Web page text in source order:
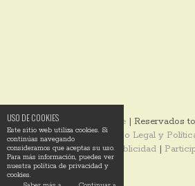
USO DE COOKIES
Este sitio web utiliza cookies. Si
continúas navegando
consideramos que aceptas su uso.
Para más información, puedes ver
nuestra política de privacidad y
cookies.
© 2014 Ixotype | Reservados
derechos |Aviso Legal y
Privacidad|Publicidad |